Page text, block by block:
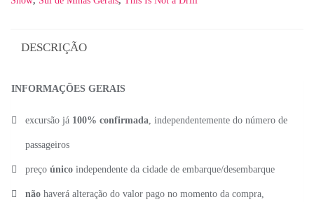
DESCRIÇÃO
INFORMAÇÕES GERAIS
excursão já 100% confirmada , independentemente do número de
passageiros
preço único independente da cidade de embarque/desembarque
não haverá alteração do valor pago no momento da compra,